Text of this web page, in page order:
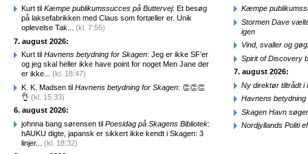
Kurt til Kæmpe publikumssucces på Buttervej: Et besøg
på laksefabrikken med Claus som fortæller er. Unik
oplevelse Tak... (kl. 7:55)
7. august 2026:
Kurt til Havnens betydning for Skagen: Jeg er ikke SF’er
og jeg skal heller ikke have point for noget Men Jane der
er ikke... (kl. 18:47)
K. K. Madsen til Havnens betydning for Skagen: 👏👏👏
👌 (kl. 15:33)
6. august 2026:
johnna bang sørensen til Poesidag på Skagens Bibliotek:
hAUKU digte, japansk er sikkert ikke kendt i Skagen: 3
linjer... (kl. 18:32)
Kæmpe
Stormen Dave
igen
Vind, svaller og
Spirit of Discovery
7. august 2026:
Ny direktør tiltrådt i
Havnens betydning
Skagen Havn
Nordjyllands Politi